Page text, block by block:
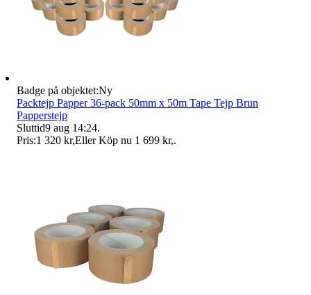
Badge på objektet:Ny
Packtejp Papper 36-pack 50mm x 50m Tape Tejp Brun
Papperstejp
Sluttid9 aug 14:24.
Pris:1 320 kr,Eller Köp nu 1 699 kr,.